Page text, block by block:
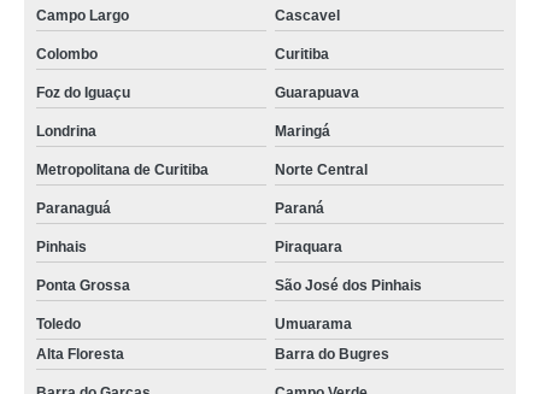
Campo Largo Cascavel
Colombo Curitiba
Foz do Iguaçu Guarapuava
Londrina Maringá
Metropolitana de Curitiba Norte Central
Paranaguá Paraná
Pinhais Piraquara
Ponta Grossa São José dos Pinhais
Toledo
Umuarama
Alta Floresta
Barra do Bugres